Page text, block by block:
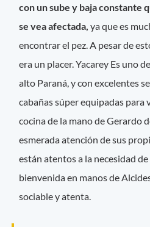
con un sube y baja constante
se vea afectada,ya que es
encontrar el pez. A pesar de
era un placer. Yacarey Es uno
alto Paraná, y con excelentes
cabañas súper equipadas para
cocina de la mano de Gerardo
esmerada atención de sus
están atentos a la necesidad
bienvenida en manos de
sociable y atenta.